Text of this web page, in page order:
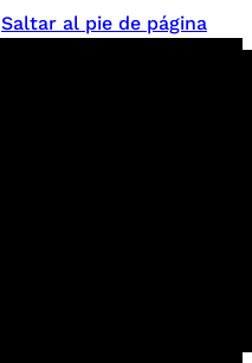
Saltar al pie de página